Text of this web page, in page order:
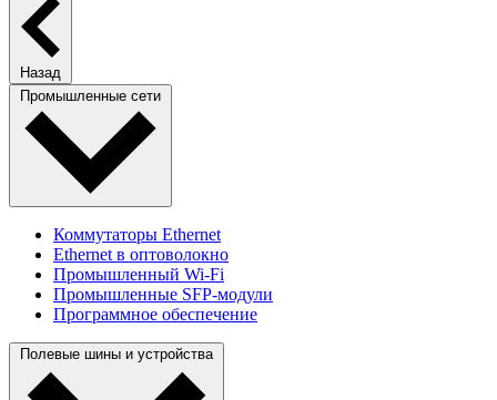
Назад
Промышленные сети
Коммутаторы Ethernet
Ethernet в оптоволокно
Промышленный Wi-Fi
Промышленные SFP-модули
Программное обеспечение
Полевые шины и устройства